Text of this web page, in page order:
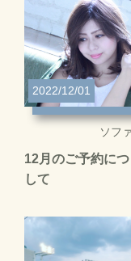
2022/12/01
ソフ
12月のご予約につ
して